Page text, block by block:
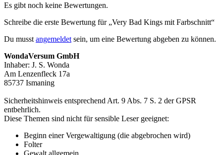
Es gibt noch keine Bewertungen.
Schreibe die erste Bewertung für „Very Bad Kings mit Farbschnitt“
Du musst angemeldet sein, um eine Bewertung abgeben zu können.
WondaVersum GmbH
Inhaber: J. S. Wonda
Am Lenzenfleck 17a
85737 Ismaning
Sicherheitshinweis entsprechend Art. 9 Abs. 7 S. 2 der GPSR
entbehrlich.
Diese Themen sind nicht für sensible Leser geeignet:
Beginn einer Vergewaltigung (die abgebrochen wird)
Folter
Gewalt allgemein